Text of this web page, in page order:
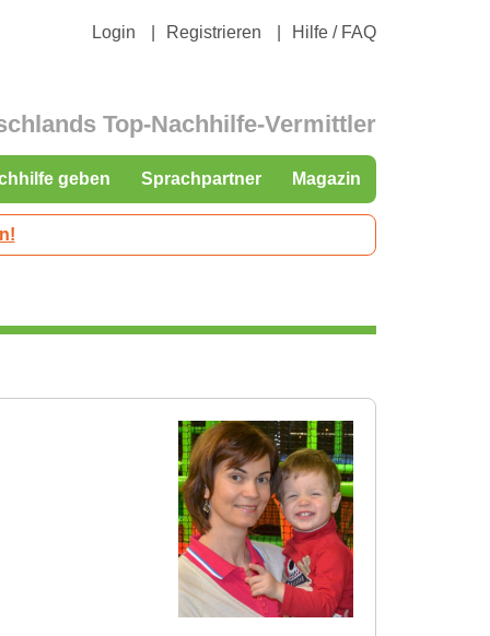
Login Registrieren Hilfe / FAQ
Top-Nachhilfe-Vermittler
geben Sprachpartner Magazin